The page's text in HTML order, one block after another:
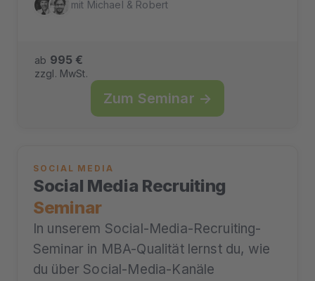
mit Michael & Robert
ab 995 €
zzgl. MwSt.
Zum Seminar →
SOCIAL MEDIA
Social Media Recruiting
Seminar
In unserem Social-Media-Recruiting-
Seminar in MBA-Qualität lernst du, wie
du über Social-Media-Kanäle